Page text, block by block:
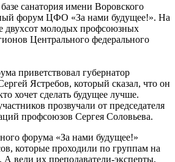
санатория имени Воровского
форум ЦФО «За нами будущее!». На
двухсот молодых профсоюзных
Центрального федерального
приветствовал губернатор
Ястребов, который сказал, что он
хочет сделать будущее лучше.
прозвучали от председателя
профсоюзов Сергея Соловьева.
форума «За нами будущее!»
которые проходили по группам на
вели их преподаватели-эксперты.